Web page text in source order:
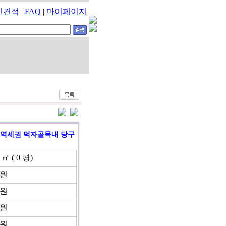
견적 | FAQ | 마이페이지
세권 먹자골목내 당구
㎡ ( 0 평)